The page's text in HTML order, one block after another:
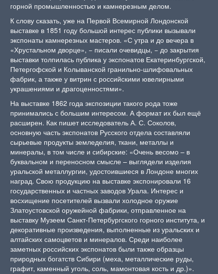
горной промышленностью и камнерезным делом.
К слову сказать, уже на Первой Всемирной Лондонской
выставке в 1851 году большой интерес публики вызывали
экспонаты камнерезных мастеров. «С утра и до вечера в
«Хрустальном дворце», − писали очевидцы, − до закрытия
выставки толпилась публика у экспонатов Екатеринбургской,
Петергофской и Колыванской гранильно-шлифовальных
фабрик, а также у витрин с российскими ювелирными
украшениями и драгоценностями».
На выставке 1862 года экспозиции такого рода тоже
принимались с большим интересом. А формат их был ещё
расширен. Как пишет исследователь А. С. Соколов,
основную часть экспонатов Русского отдела составляли
сырьевые продукты земледелия, ткани, металлы и
минералы, в том числе и сибирские: «Очень весомо – в
буквальном и переносном смысле – выглядели изделия
уральской металлургии, удостоившиеся в Лондоне многих
наград. Свою продукцию на выставке экспонировали 16
государственных и частных заводов Урала. Интерес и
восхищение посетителей вызвали холодное оружие
Златоустовской оружейной фабрики, отправленное на
выставку Музеем Санкт-Петербургского горного института, и
декоративные произведения, выполненные из уральских и
алтайских самоцветов и минералов. Среди наиболее
заметных российских экспонатов были также образцы
природных богатств Сибири (меха, металлические руды,
графит, каменный уголь, соль, мамонтовая кость и др.)».